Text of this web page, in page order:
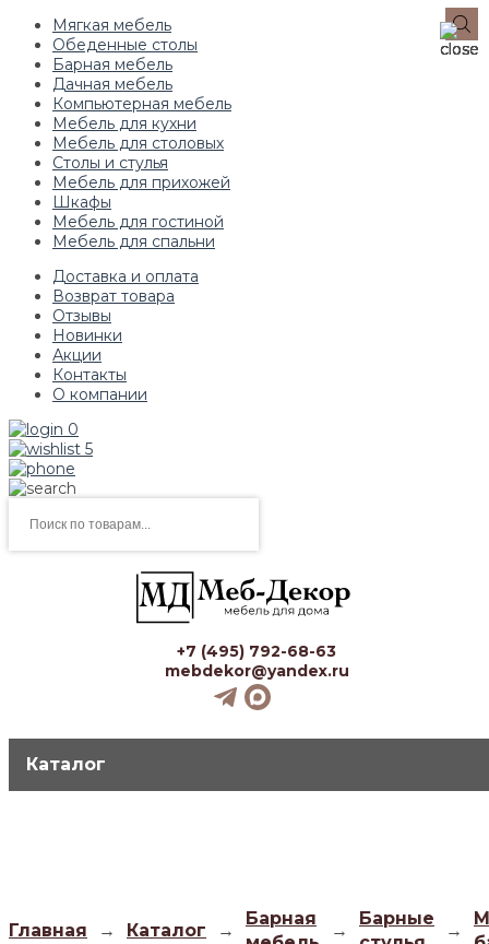
Мягкая мебель
Обеденные столы
Барная мебель
Дачная мебель
Компьютерная мебель
Мебель для кухни
Мебель для столовых
Столы и стулья
Мебель для прихожей
Шкафы
Мебель для гостиной
Мебель для спальни
Доставка и оплата
Возврат товара
Отзывы
Новинки
Акции
Контакты
О компании
0
5
товаров
+7 (495) 792-68-63
mebdekor@yandex.ru
Каталог
Главная → Каталог →
Барная
→
Барные
→